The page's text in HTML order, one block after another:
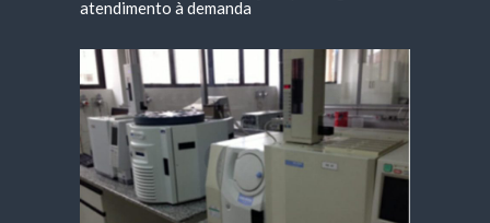
atendimento à demanda